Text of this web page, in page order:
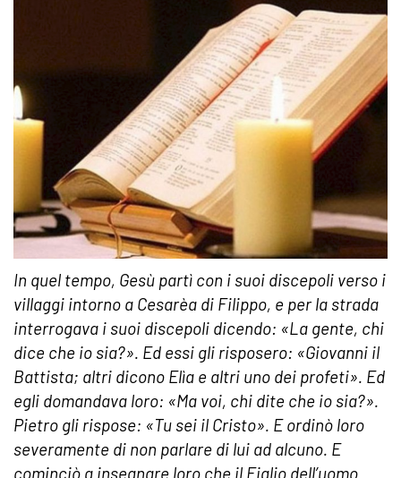
In quel tempo, Gesù partì con i suoi discepoli verso i
villaggi intorno a Cesarèa di Filippo, e per la strada
interrogava i suoi discepoli dicendo: «La gente, chi
dice che io sia?». Ed essi gli risposero: «Giovanni il
Battista; altri dicono Elìa e altri uno dei profeti». Ed
egli domandava loro: «Ma voi, chi dite che io sia?».
Pietro gli rispose: «Tu sei il Cristo». E ordinò loro
severamente di non parlare di lui ad alcuno. E
cominciò a insegnare loro che il Figlio dell’uomo